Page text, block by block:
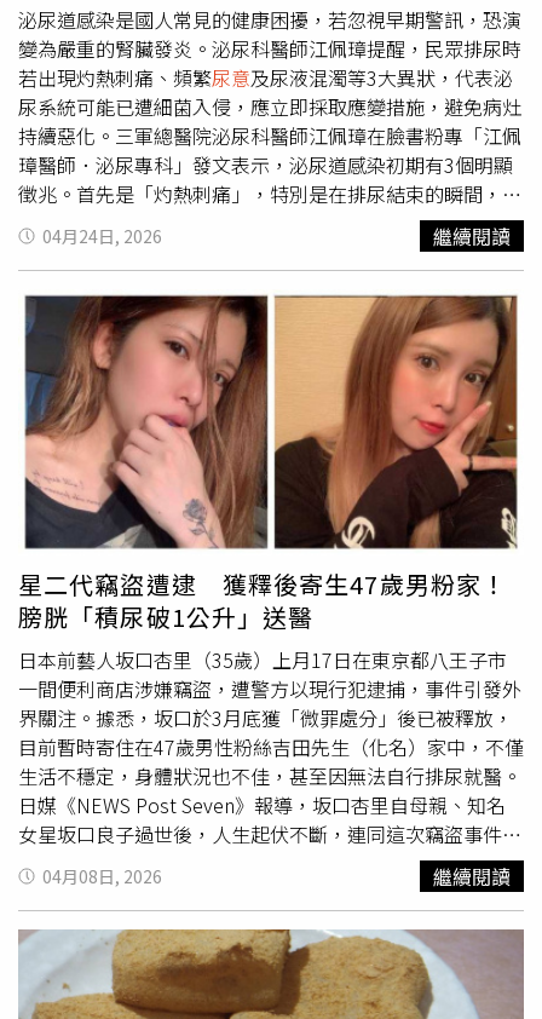
五名：睡前持續滑手機、看平板，延後入睡睡前長時間使用
螢幕，藍光會抑制褪黑激素分泌，使大腦處於持續興奮狀
態，導致入睡困難與睡眠總時數不足。長期睡眠匱乏會干擾
自律神經調節，導致夜間血壓無法正常下降，而高血壓正是
腎臟功能惡化的主要危險因子。睡前30分鐘應遠離電子產
品，讓大腦平靜進入休息模式，有助於維持穩定血壓並保護
腎臟。・第四名：睡前一次性大量喝水，或飲用濃茶、咖啡
維持充足水分確實能保護腎臟，但重點在於「白天平均分次
補充」。若睡前短時間內大量灌水，會導致夜間尿量激增、
頻繁起床排尿，進而破壞睡眠結構；而濃茶與咖啡中的咖啡
因亦會刺激神經系統，加重失眠狀況。水分應於白天均勻攝
取。睡前若感到口渴，小口喝一兩口水潤唇即可，切勿為了
「護腎」而在睡前猛灌水。・第三名：睡前食用高鹽宵夜或
重口味食物鹹酥雞、泡麵、滷味等重口味宵夜含有極高濃度
的鈉。高鈉飲食會使水分滯留體內，導致血壓升高與腎小球
內壓上升，進而增加蛋白尿排量並加速腎功能惡化。許多人
隔天出現水腫與血壓偏高，即是體內水分與鈉調節失衡的警
訊。睡前應嚴格避免高鈉宵夜。若真有飢餓感，應選擇清
淡、未加工的原型食物。・第二名：睡前喝酒「幫助睡眠」
酒精雖能讓人快速入睡，但會嚴重破壞後半夜的睡眠結構，
使深度睡眠減少、頻繁中斷。此外，酒精會抑制抗利尿激素
分泌導致夜間頻尿，長期過量飲酒更會引發高血壓、高尿酸
血症（痛風）與代謝症候群，多重打擊腎臟健康。切勿將酒
精當成安眠藥。若有睡眠障礙，應尋求專業醫師協助，找出
壓力和作息的根本問題。・第一名：睡前自行吞服非類固醇
消炎止痛藥（最危險習慣）這是腎臟科醫師臨床上最常遇到
的危險陷阱。許多人因頭痛或關節酸痛，習慣睡前自行服用
止痛藥，特別是非類固醇抗發炎藥（NSAIDs，如
Ibuprofen、Naproxen、Diclofenac）。這類藥物會抑制前
列腺素合成，導致腎臟血管收縮、血流量急劇下降。若同時
伴隨脫水、高齡或本身有慢性腎病，極易引發急性腎衰竭。
止痛藥非不能使用，但切忌長期自行購買服用或當成保健品
濫用。若長期有疼痛問題，應儘速就醫查明病因。
重鹹的湯，能夠大幅減少睡前想喝水的衝動。4、肚子大影
響攝護腺攝護腺症狀常常跟「代謝症候群」有關聯性，腹部
肥胖、血糖控制差、高血壓，都會讓身體處於發炎狀態，使
得排尿困擾更複雜。建議食用「真食物」取代加工食品，多
吃深綠色蔬菜、番茄、優質蛋白質，減少油炸物和宵夜；如
果有體重過重的情況，先試著減去5%的體重，症狀往往會
改善很多。5、保健食品只是輔助南瓜子、茄紅素確實可以
當作日常保養，但不能取代正規治療。若出現尿不出來、血
尿、排尿會痛、尿流變超細等症狀，或是檢查發現攝護腺特
異抗原（PSA）異常，請立刻去泌尿科報到，不要用保健食
品拖延就醫時間。
泌尿道感染是國人常見的健康困擾，若忽視早期警訊，恐演
變為嚴重的腎臟發炎。泌尿科醫師江佩璋提醒，民眾排尿時
若出現灼熱刺痛、頻繁尿意及尿液混濁等3大異狀，代表泌
尿系統可能已遭細菌入侵，應立即採取應變措施，避免病灶
持續惡化。三軍總醫院泌尿科醫師江佩璋在臉書粉專「江佩
璋醫師．泌尿專科」發文表示，泌尿道感染初期有3個明顯
徵兆。首先是「灼熱刺痛」，特別是在排尿結束的瞬間，私
密處會產生如火燒般的痛感；其次是「假性
尿意」，即便剛
解完尿離開廁所，不到半小時又會感到膀胱腫脹想排尿；最
後則是「尿液混濁」，尿液看起來不透澈，甚至伴隨刺鼻異
味或帶有血絲。面對疑似感染的狀況，江醫師建議第一時間
應停止憋尿，並大量補充白開水，透過增加排尿頻率將細菌
排出體外。即使頻繁跑廁所造成不便，仍需堅持補水以利體
內代謝；若自行處理半天後症狀仍未緩解，就應該儘速就醫
診療。除了警覺初期症狀，三軍總醫院官網衛教資訊也整理
出6大日常預防措施。在生活習慣方面，首重多喝水與拒絕
憋尿，並養成良好的排便習慣，避免因便秘壓迫膀胱而引發
細菌上行。此外，女性在如廁後的擦拭應秉持「由前往後」
的方向，即由陰道口往肛門處擦拭，以維持陰部與尿道口的
清潔，阻斷感染源。另外，民眾可適量攝取蔓越莓，其含有
的有機酸能維持尿液酸性，進而抑制細菌附著於尿道壁。而
日常衣著應盡量選擇透氣的棉質內褲，取代過於緊身的褲
裝，以降低私密處因悶熱潮濕而滋生細菌的風險。最後是在
發生性行為前後，多補充水分並排尿亦有助於沖洗入侵細
菌。
04月24日, 2026 繼續閱讀
星二代竊盜遭逮 獲釋後寄生47歲男粉家！
膀胱「積尿破1公升」送醫
日本前藝人坂口杏里（35歲）上月17日在東京都八王子市
一間便利商店涉嫌竊盜，遭警方以現行犯逮捕，事件引發外
界關注。據悉，坂口於3月底獲「微罪處分」後已被釋放，
目前暫時寄住在47歲男性粉絲吉田先生（化名）家中，不僅
生活不穩定，身體狀況也不佳，甚至因無法自行排尿就醫。
日媒《NEWS Post Seven》報導，坂口杏里自母親、知名
女星坂口良子過世後，人生起伏不斷，連同這次竊盜事件在
內，已累計3度被捕，前2次皆獲不起訴處分。儘管此次僅遭
到微罪處分，並已重獲自由，但其生活與健康狀況再度引發
關注。媒體前往吉田先生住處採訪時，坂口在過程中突然表
示「膀胱疼痛」，採訪被迫中斷，隨即前往附近醫院檢查。
經診斷，她罹患「尿滯留」，即在有尿意的情況下，卻無法
排出尿液的急症。醫師指出，當尿液長時間滯留膀胱，可能
04月08日, 2026 繼續閱讀